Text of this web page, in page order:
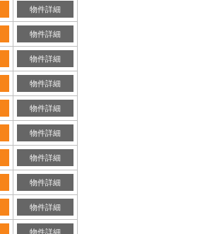
物件詳細
物件詳細
物件詳細
物件詳細
物件詳細
物件詳細
物件詳細
物件詳細
物件詳細
物件詳細